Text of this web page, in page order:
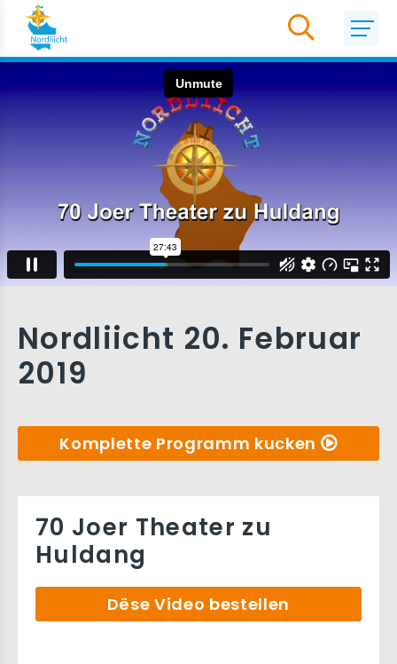
Nordliicht 20. Februar
2019
Komplette Programm kucken
70 Joer Theater zu
Huldang
Dëse Video bestellen